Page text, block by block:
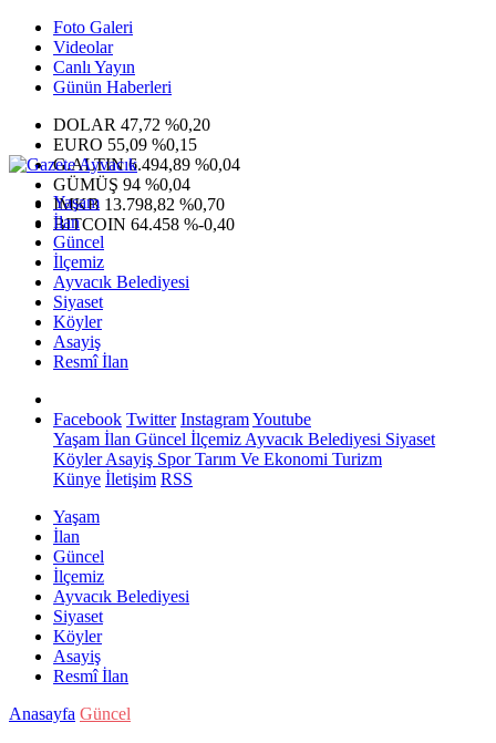
Foto Galeri
Videolar
Canlı Yayın
Günün Haberleri
DOLAR 47,72 %0,20
EURO 55,09 %0,15
G.ALTIN6.494,89 %0,04
GÜMÜŞ 94 %0,04
IMKB 13.798,82 %0,70
BITCOIN 64.458 %-0,40
Yaşam
İlan
Güncel
İlçemiz
Ayvacık Belediyesi
Siyaset
Köyler
Asayiş
Resmî İlan
Facebook Twitter InstagramYoutube
Yaşam İlan Güncel İlçemiz Ayvacık Belediyesi Siyaset
KöylerAsayiş SporTarım Ve Ekonomi Turizm
Künye İletişim RSS
Yaşam
İlan
Güncel
İlçemiz
Ayvacık Belediyesi
Siyaset
Köyler
Asayiş
Resmî İlan
Anasayfa Güncel